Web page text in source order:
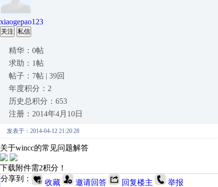
xiaogepao123
关注 私信
精华：0帖
求助：1帖
帖子：7帖 | 39回
年度积分：2
历史总积分：653
注册：2014年4月10日
发表于：2014-04-12 21:20:28
关于wincc的常见问题解答
下载附件需2积分！
分享到：
收藏 邀请回答 回复楼主 举报